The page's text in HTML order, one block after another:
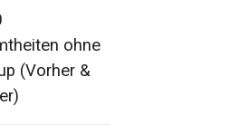
ohne
(Vorher &